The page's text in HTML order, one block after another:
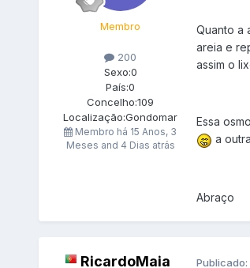
Membro
200
Sexo:0
País:0
Concelho:109
Localização:Gondomar
Membro há 15 Anos, 3
Meses and 4 Dias atrás
Quanto a
areia e
assim o
Essa
a
Abraço
RicardoMaia Publicado: